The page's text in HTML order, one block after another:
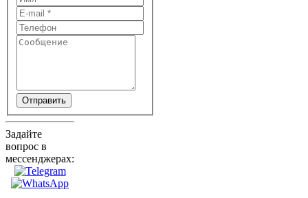
Отправить
Задайте
вопрос в
мессенджерах: